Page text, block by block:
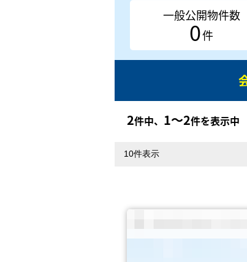
一般公開物件数
0件
2件中、 1〜2件を表示中